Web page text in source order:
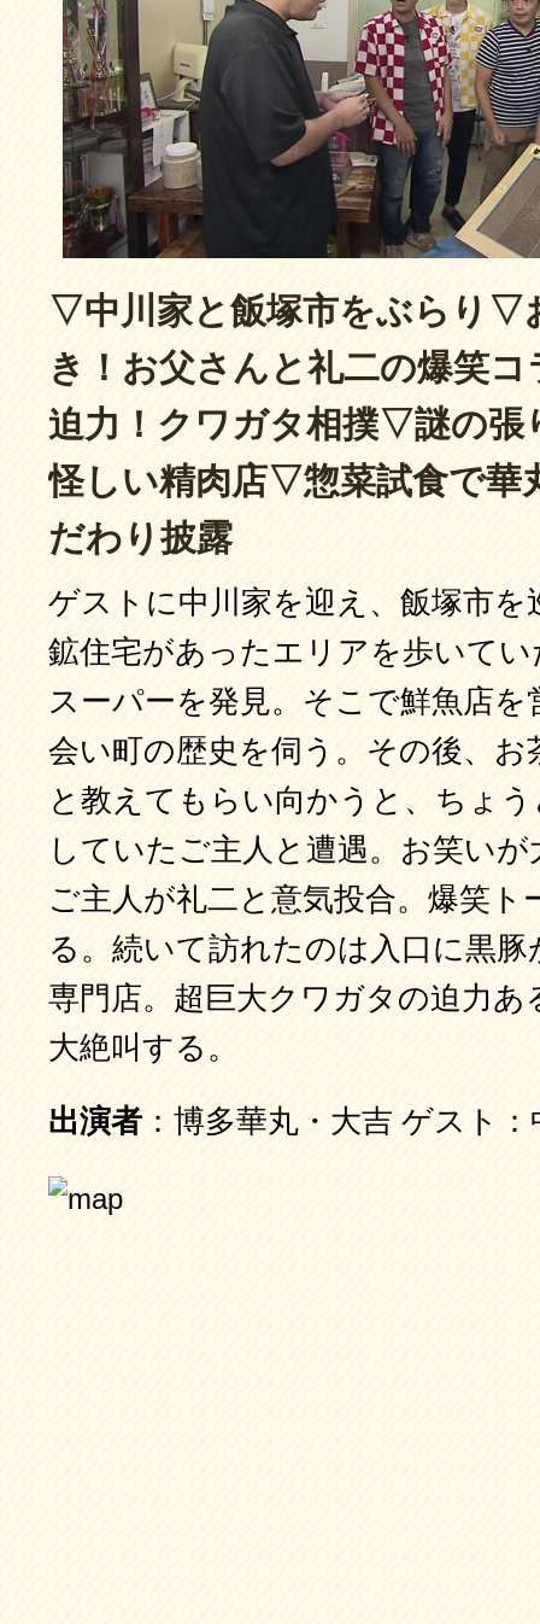
▽中川家と飯塚市をぶらり▽
き！お父さんと礼二の爆笑
迫力！クワガタ相撲▽謎の張
怪しい精肉店▽惣菜試食で華
だわり披露
ゲストに中川家を迎え、飯塚市を
鉱住宅があったエリアを歩いて
スーパーを発見。そこで鮮魚店を
会い町の歴史を伺う。その後、お
と教えてもらい向かうと、ちょ
していたご主人と遭遇。お笑い
ご主人が礼二と意気投合。爆笑ト
る。続いて訪れたのは入口に黒
専門店。超巨大クワガタの迫力あ
大絶叫する。
出演者 ：博多華丸・大吉 ゲスト